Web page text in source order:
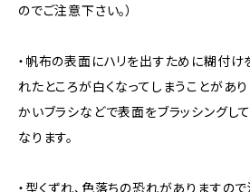
のでご注意下さい。）
・帆布の表面にハリを出すために糊付け
れたところが白くなってしまうことがあり
かいブラシなどで表面をブラッシングし
なります。
・型くずれ、色落ちの恐れがありますの